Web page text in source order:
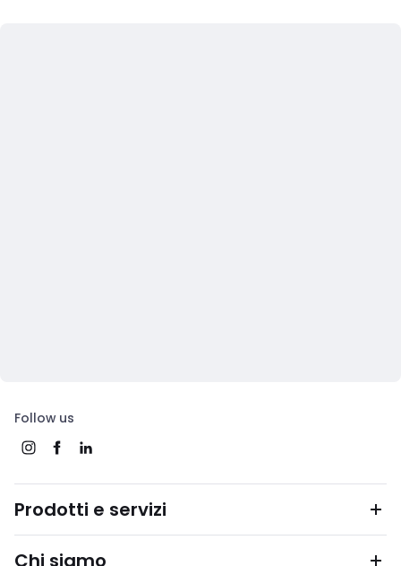
Follow us
Prodotti e servizi
Chi siamo